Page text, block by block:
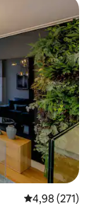
Gemiddelde
4,98 (271)